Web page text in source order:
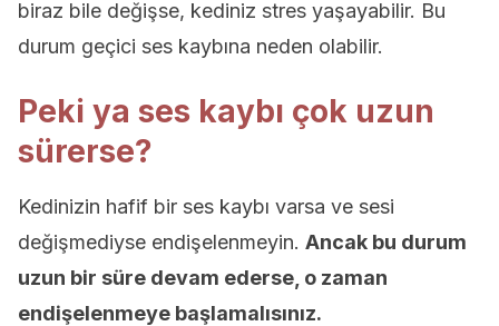
biraz bile değişse, kediniz stres yaşayabilir. Bu
durum geçici ses kaybına neden olabilir.
Peki ya ses kaybı çok uzun
sürerse?
Kedinizin hafif bir ses kaybı varsa ve sesi
değişmediyse endişelenmeyin. Ancak bu durum
uzun bir süre devam ederse, o zaman
endişelenmeye başlamalısınız.